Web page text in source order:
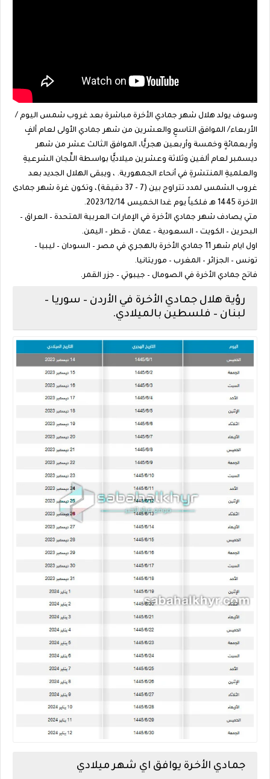
وسوف يولد هلال شهر جمادي الأخرة مباشرة بعد غروب شمس اليوم /
الأربعاء/ الموافق التاسعِ والعشرين من شهر جمادي الأولى لعام ألفٍ
وأربعمائةٍ وخمسة وأربعين هجريًّا، الموافق الثالث عشر من شهر
ديسمبر لعام ألفين وثلاثة وعشرين ميلاديًّا بواسطة اللِّجان الشرعيةِ
والعلميةِ المنتشرةِ في أنحاء الجمهورية. ، ويبقى الهلال الجديد بعد
غروب الشمس لمدد تتراوح بين (7 - 37 دقيقة)، وتكون غرة شهر جمادى
الآخرة 1445 هـ فلكياً يوم غدا الخميس 2023/12/14.
متي يصادف شهر جمادي الأخرة في الإمارات العربية المتحدة – العراق –
البحرين – الكويت – السعودية – عمان – قطر – اليمن.
اول ايام شهر 11 جمادي الأخرة بالهجري في مصر – السودان – ليبيا –
تونس – الجزائر – المغرب – موريتانيا.
فاتح جمادي الأخرة في الصومال – جيبوتي – جزر القمر.
رؤية هلال جمادي الأخرة في الأردن – سوريا –
لبنان – فلسطين بالميلادي.
جمادي الأخرة يوافق اي شهر ميلادي